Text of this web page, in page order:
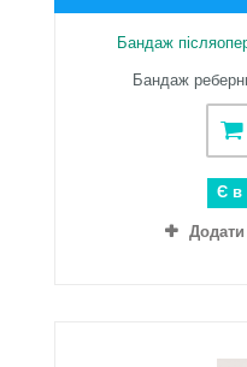
Бандаж
Бандаж
Є в